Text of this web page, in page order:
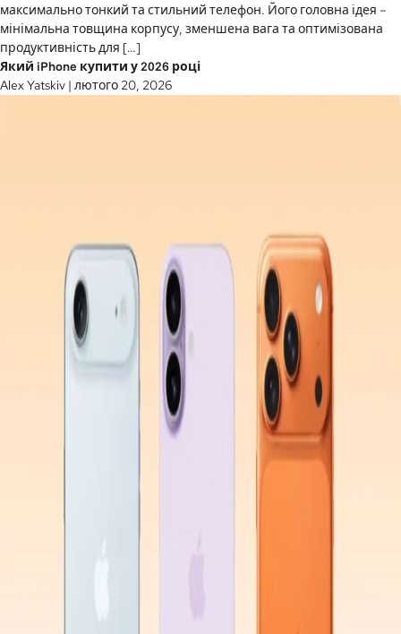
максимально тонкий та стильний телефон. Його головна ідея –
мінімальна товщина корпусу, зменшена вага та оптимізована
продуктивність для […]
Який iPhone купити у 2026 році
Alex Yatskiv | лютого 20, 2026